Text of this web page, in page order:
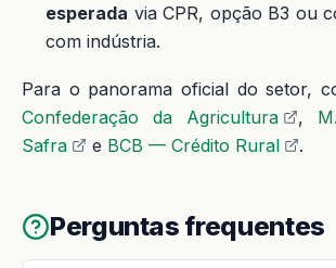
esperada via CPR, opção B3 ou
com indústria.
Para o panorama oficial do setor,
Confederação da Agricultura
,
Safra
e BCB — Crédito Rural .
Perguntas frequentes